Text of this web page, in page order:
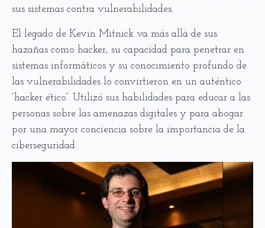
sus sistemas contra vulnerabilidades.
El legado de Kevin Mitnick va más allá de sus
hazañas como hacker, su capacidad para penetrar en
sistemas informáticos y su conocimiento profundo de
las vulnerabilidades lo convirtieron en un auténtico
“hacker ético”. Utilizó sus habilidades para educar a las
personas sobre las amenazas digitales y para abogar
por una mayor conciencia sobre la importancia de la
ciberseguridad.